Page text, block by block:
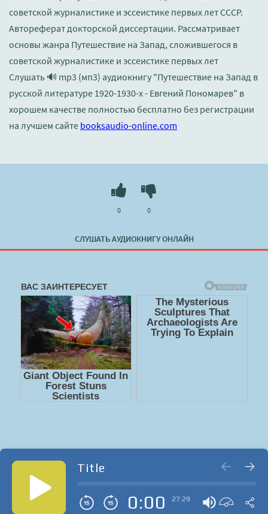
советской журналистике и эссеистике первых лет СССР.
Автореферат докторской диссертации. Рассматривает
основы жанра Путешествие на Запад, сложившегося в
советской журналистике и эссеистике первых лет
Слушать 🔊 mp3 (мп3) аудиокнигу "Путешествие на Запад в
русской литературе 1920-1930-х - Евгений Пономарев" в
хорошем качестве полностью бесплатно без регистрации
на лучшем сайте booksaudio-online.com
СЛУШАТЬ АУДИОКНИГУ ОНЛАЙН
0 0
Title
0:00 27:29